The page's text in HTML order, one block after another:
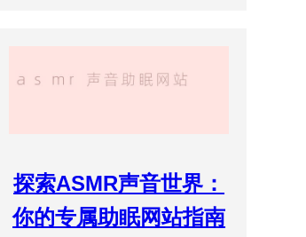
探索ASMR声音世界：
你的专属助眠网站指南